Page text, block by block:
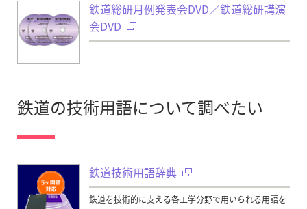
鉄道総研月例発表会DVD／鉄道総研講演
会DVD
鉄道の技術用語について調べたい
鉄道技術用語辞典
鉄道を技術的に支える各工学分野で用いられる用語を